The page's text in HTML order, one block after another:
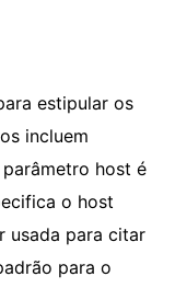
estipular os
incluem
host é
o host
usada para citar
para o